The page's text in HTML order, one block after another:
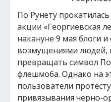
По Рунету
акции «Георгиевская
накануне 9 мая блоги
возмущениями
превращать символ
флешмоба. Однако на
пользователи
привязывания черно-